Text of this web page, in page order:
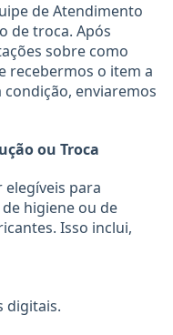
de Atendimento
de troca. Após
sobre como
recebermos o item a
enviaremos
ou Troca
para
higiene ou de
Isso inclui,
digitais.